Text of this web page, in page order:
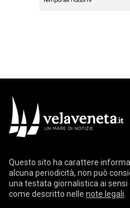
Questo sito ha carattere
alcuna periodicità, non può
una testata giornalistica ai
come descritto nelle note legali.